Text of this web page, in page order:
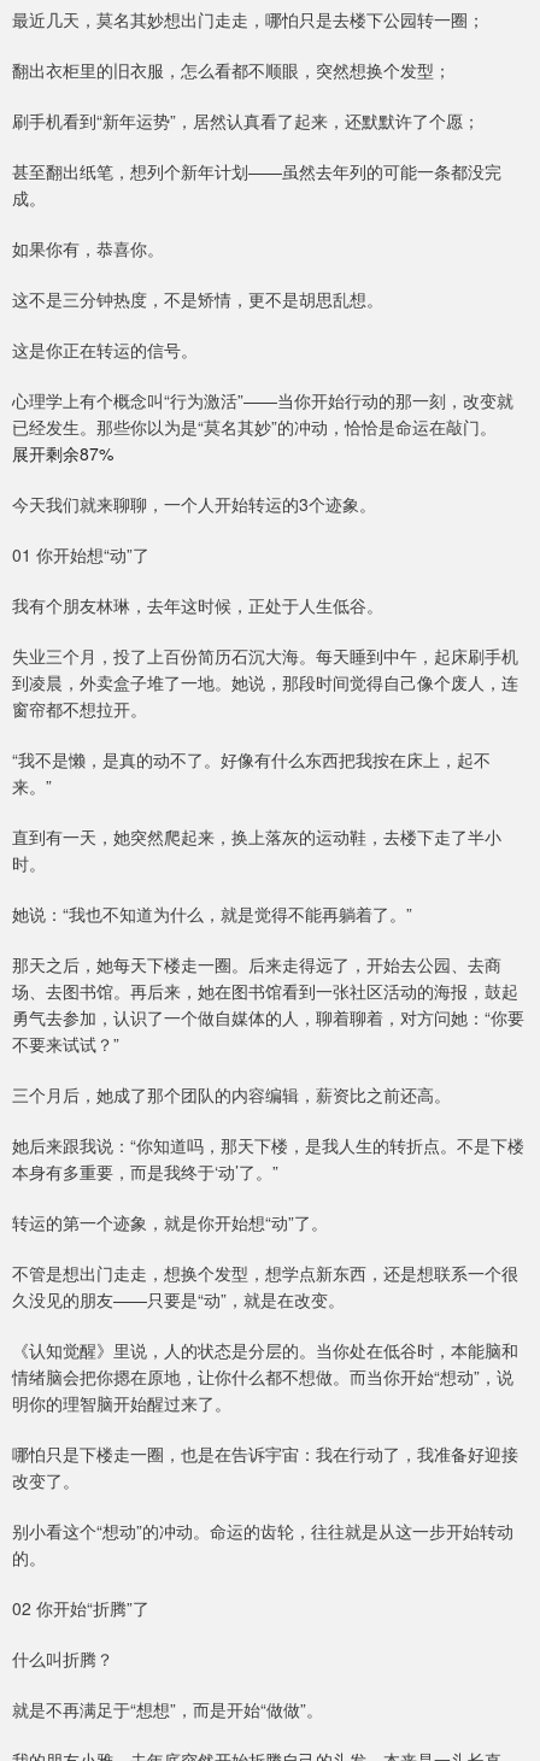
最近几天，莫名其妙想出门走走，哪怕只是去楼下公园转一圈；
翻出衣柜里的旧衣服，怎么看都不顺眼，突然想换个发型；
刷手机看到“新年运势”，居然认真看了起来，还默默许了个愿；
甚至翻出纸笔，想列个新年计划——虽然去年列的可能一条都没完
成。
如果你有，恭喜你。
这不是三分钟热度，不是矫情，更不是胡思乱想。
这是你正在转运的信号。
心理学上有个概念叫“行为激活”——当你开始行动的那一刻，改变就
已经发生。那些你以为是“莫名其妙”的冲动，恰恰是命运在敲门。
展开剩余87%
今天我们就来聊聊，一个人开始转运的3个迹象。
01 你开始想“动”了
我有个朋友林琳，去年这时候，正处于人生低谷。
失业三个月，投了上百份简历石沉大海。每天睡到中午，起床刷手机
到凌晨，外卖盒子堆了一地。她说，那段时间觉得自己像个废人，连
窗帘都不想拉开。
“我不是懒，是真的动不了。好像有什么东西把我按在床上，起不
来。”
直到有一天，她突然爬起来，换上落灰的运动鞋，去楼下走了半小
时。
她说：“我也不知道为什么，就是觉得不能再躺着了。”
那天之后，她每天下楼走一圈。后来走得远了，开始去公园、去商
场、去图书馆。再后来，她在图书馆看到一张社区活动的海报，鼓起
勇气去参加，认识了一个做自媒体的人，聊着聊着，对方问她：“你要
不要来试试？”
三个月后，她成了那个团队的内容编辑，薪资比之前还高。
她后来跟我说：“你知道吗，那天下楼，是我人生的转折点。不是下楼
本身有多重要，而是我终于‘动’了。”
转运的第一个迹象，就是你开始想“动”了。
不管是想出门走走，想换个发型，想学点新东西，还是想联系一个很
久没见的朋友——只要是“动”，就是在改变。
《认知觉醒》里说，人的状态是分层的。当你处在低谷时，本能脑和
情绪脑会把你摁在原地，让你什么都不想做。而当你开始“想动”，说
明你的理智脑开始醒过来了。
哪怕只是下楼走一圈，也是在告诉宇宙：我在行动了，我准备好迎接
改变了。
别小看这个“想动”的冲动。命运的齿轮，往往就是从这一步开始转动
的。
02 你开始“折腾”了
什么叫折腾？
就是不再满足于“想想”，而是开始“做做”。